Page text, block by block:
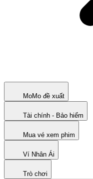
MoMo đề xuất
Tài chính - Bảo hiểm
Mua vé xem phim
Ví Nhân Ái
Trò chơi